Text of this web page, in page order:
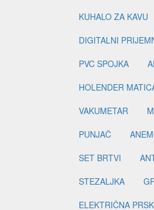
KUHALO ZA KAVU
DIGITALNI
PVC SPOJKA
HOLENDER
VAKUMETAR
PUNJAČ
SET BRTVI
STEZALJKA
ELEKTRIČNA